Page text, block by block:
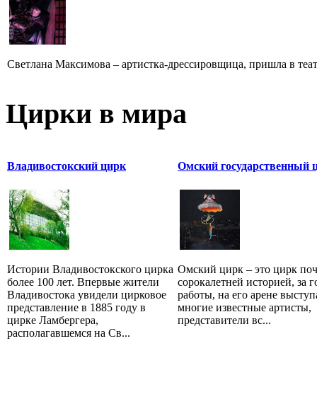
Светлана Максимова – артистка-дрессировщица, пришла в
Цирки в мира
Владивостокский цирк
Истории Владивостокского цирка
более 100 лет. Впервые жители
Владивостока увидели цирковое
представление в 1885 году в
цирке Ламбергера,
располагавшемся на Св...
Омский государственный
Омский цирк – это цирк
сорокалетней историей, за
работы, на его арене
многие известные артисты,
представители вс...